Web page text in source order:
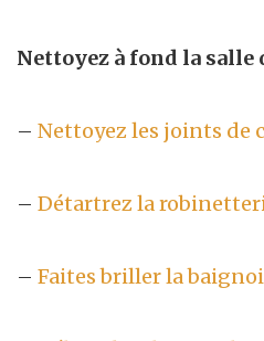
Nettoyez à fond la salle
– Nettoyez les joints de
– Détartrez la
– Faites briller la